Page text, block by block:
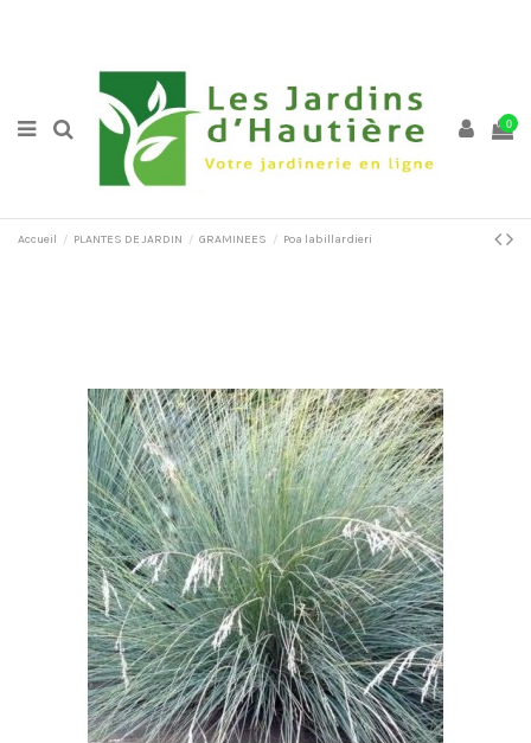
0
Accueil PLANTES DE JARDIN GRAMINEES Poa labillardieri